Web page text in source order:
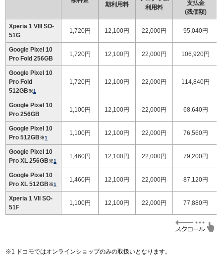
期利用料
利用料
支払金
(残価額)
Xperia 1 VIII SO-
51G
1,720円 12,100円 22,000円 95,040円
Google Pixel 10
Pro Fold 256GB
1,720円 12,100円 22,000円 106,920円
Google Pixel 10
Pro Fold
512GB※1
1,720円 12,100円 22,000円 114,840円
Google Pixel 10
Pro 256GB
1,100円 12,100円 22,000円 68,640円
Google Pixel 10
Pro 512GB※1
1,100円 12,100円 22,000円 76,560円
Google Pixel 10
Pro XL 256GB※1
1,460円 12,100円 22,000円 79,200円
Google Pixel 10
Pro XL 512GB※1
1,460円 12,100円 22,000円 87,120円
Xperia 1 VII SO-
51F
1,100円 12,100円 22,000円 77,880円
ドコモではオンラインショップのみの取扱いとなります。